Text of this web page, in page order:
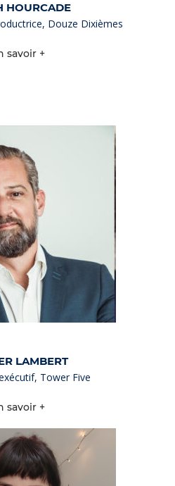
HOURCADE
Douze Dixièmes
savoir +
LAMBERT
Tower Five
savoir +